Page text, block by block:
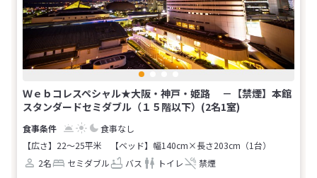
Ｗｅｂコレスペシャル★大阪・神戸・姫路 －【禁煙】本館
スタンダードセミダブル（１５階以下）(2名1室)
食事なし
【広さ】22～25平米
【ベッド】幅140cm×長さ203cm（1台）
2名
セミダブル バス トイレ 禁煙